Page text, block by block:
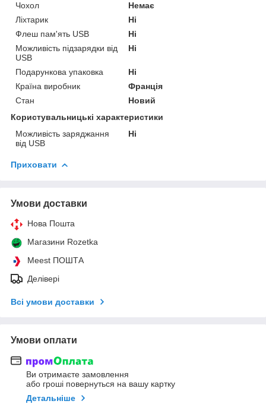
Чохол
Немає
Ліхтарик
Ні
Флеш пам'ять USB
Ні
Можливість підзарядки від
USB
Ні
Подарункова упаковка
Ні
Країна виробник
Франція
Стан
Новий
Користувальницькі характеристики
Можливість заряджання
від USB
Ні
Приховати
Умови доставки
Нова Пошта
Магазини Rozetka
Meest ПОШТА
Делівері
Всі умови доставки
Умови оплати
Ви отримаєте замовлення
або гроші повернуться на вашу картку
Детальніше